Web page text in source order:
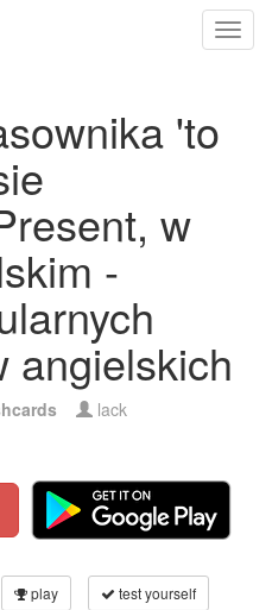
'to
w
-
angielskich
lack
play test yourself